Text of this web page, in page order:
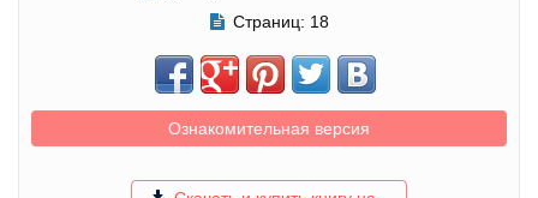
Страниц: 18
Ознакомительная версия